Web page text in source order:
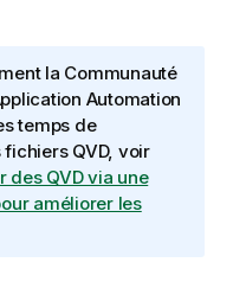
la Communauté
Automation
temps de
QVD, voir
des QVD via une
améliorer les